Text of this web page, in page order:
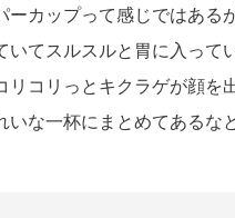
ーカップって感じではある
てスルスルと胃に入って
リコリっとキクラゲが顔を
いな一杯にまとめてあるな